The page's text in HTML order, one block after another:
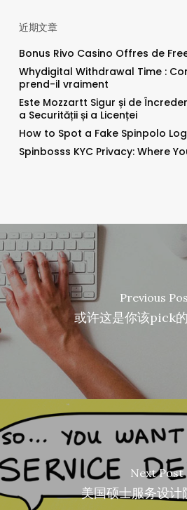
近期文章
Bonus Rivo Casino Offres de
Whydigital Withdrawal Time :
prend-il vraiment
Este Mozzartt Sigur și de
a Securității și a Licenței
How to Spot a Fake Spinpolo
Spinbosss KYC Privacy: Where
Previous
或许这是你该pick
Next Post
美国硕士服务设计